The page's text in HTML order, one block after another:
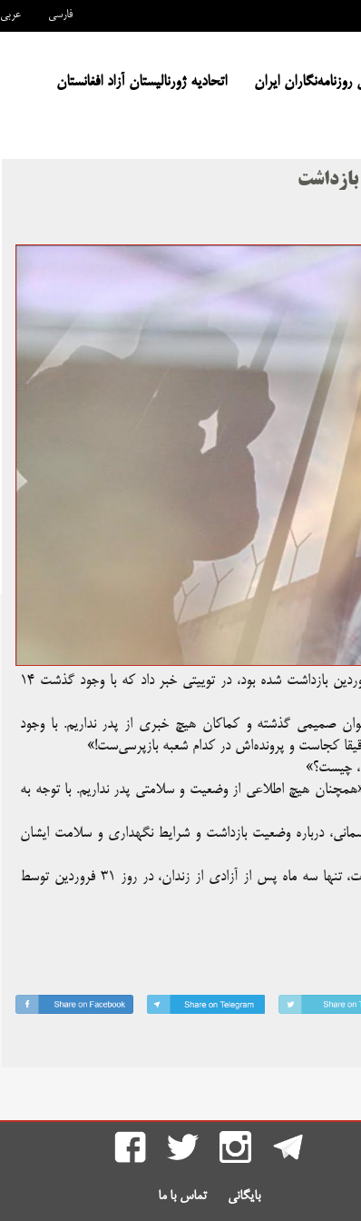
عربی فارسی
ایران اتحادیه ژورنالیستان آزاد افغانستان
عادله صمیمی، دختر کیوان صمیمی، روزنامه‌نگار ۷۴ ساله ایرانی که در آخر فروردین بازداشت شده بود، در توییتی خبر داد که با وجود گذشت ۱۴
صمیمی گذشته و کماکان هیچ خبری از پدر نداریم. با وجود
کجاست و پرونده‌اش در کدام شعبه بازپرسی‌ست!»
چیست؟»
هیچ اطلاعی از وضعیت و سلامتی پدر نداریم. با توجه به
درباره وضعیت بازداشت و شرایط نگهداری و سلامت ایشان
کیوان صمیمی، سردبیر مجله ایران فردا و رئیس انجمن دفاع از آزادی مطبوعات، تنها سه ماه پس از آزادی از زندان، در روز ۳۱ فروردین توسط
بایگانی تماس با ما